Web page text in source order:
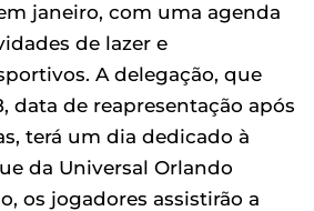
janeiro, com uma agenda
de lazer e
A delegação, que
data de reapresentação após
terá um dia dedicado à
da Universal Orlando
os jogadores assistirão a